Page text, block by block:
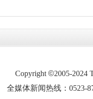
Copyright ©2005-2024
全媒体新闻热线：0523-